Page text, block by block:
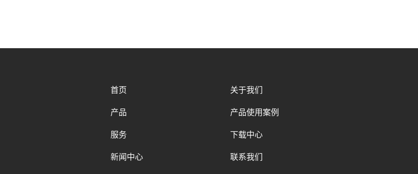
首页
产品
服务
新闻中心
关于我们
产品使用案例
下载中心
联系我们